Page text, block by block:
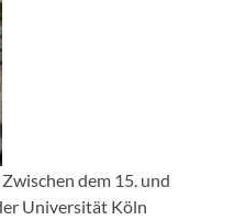
Zwischen dem 15. und
Universität Köln